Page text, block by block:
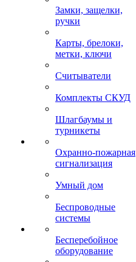
Замки, защелки,
ручки
Карты, брелоки,
метки, ключи
Считыватели
Комплекты СКУД
Шлагбаумы и
турникеты
Охранно-пожарная
сигнализация
Умный дом
Беспроводные
системы
Бесперебойное
оборудование